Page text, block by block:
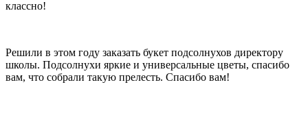
классно!
Решили в этом году заказать букет подсолнухов директору
школы. Подсолнухи яркие и универсальные цветы, спасибо
вам, что собрали такую прелесть. Спасибо вам!
является символом чистоты, счастья. Букет лилий расскажет о
символизируют жизнерадостность и позитивный настрой, белые
лилии наполнены нежностью и утонченностью, а оранжевые
расскажут о пожелании здоровья и долголетия. Букет из лилий –